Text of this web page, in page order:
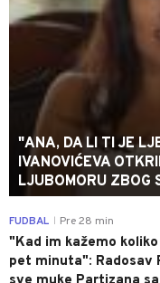
"ANA, DA LI TI JE
IVANOVIĆEVA
LJUBOMORU ZBOG
FUDBAL Pre 28 min
"Kad im kažemo
pet minuta": Radosav